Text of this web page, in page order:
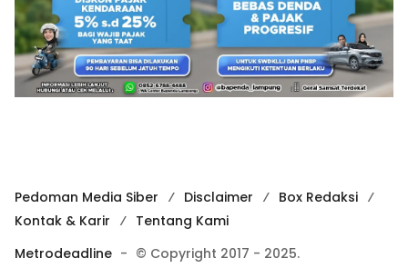
Pedoman Media Siber Disclaimer
Box Redaksi
Kontak & Karir
Tentang Kami
Metrodeadline - © Copyright 2017 - 2025.